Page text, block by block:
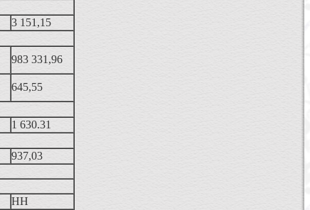
3 151,15
983 331,96
645,55
1 630.31
937,03
НН